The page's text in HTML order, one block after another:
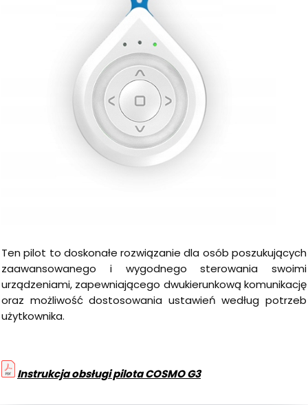
Ten pilot to doskonałe rozwiązanie dla osób poszukujących
zaawansowanego i wygodnego sterowania swoimi
urządzeniami, zapewniającego dwukierunkową komunikację
oraz możliwość dostosowania ustawień według potrzeb
użytkownika.
Instrukcja obsługi pilota COSMO G3